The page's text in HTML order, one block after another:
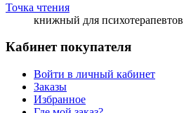
Точка чтения
книжный для психотерапевтов
Кабинет покупателя
Войти в личный кабинет
Заказы
Избранное